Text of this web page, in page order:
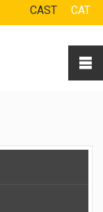
CAST CAT